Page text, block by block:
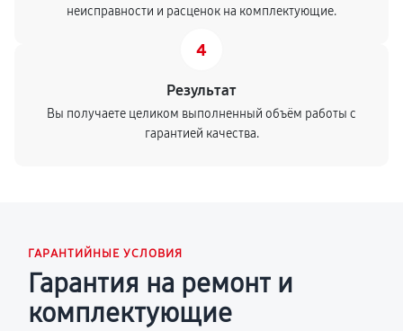
неисправности и расценок на комплектующие.
4
Результат
Вы получаете целиком выполненный объём работы с
гарантией качества.
ГАРАНТИЙНЫЕ УСЛОВИЯ
Гарантия на ремонт и
комплектующие